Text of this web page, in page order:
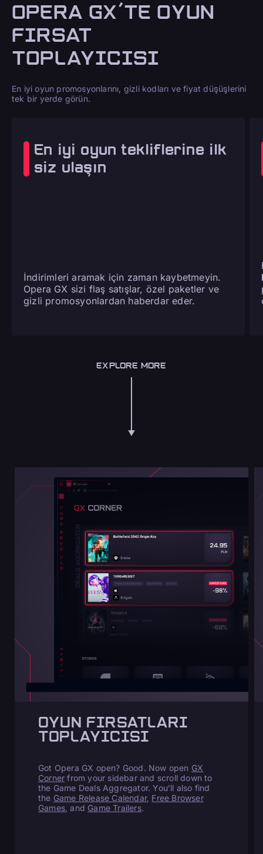
OPERA GX'TE OYUN
FIRSAT
TOPLAYICISI
En iyi oyun promosyonlarını, gizli kodları ve fiyat düşüşlerini
tek bir yerde görün.
En iyi oyun tekliflerine ilk
siz ulaşın
İndirimleri aramak için zaman kaybetmeyin.
Opera GX sizi flaş satışlar, özel paketler ve
gizli promosyonlardan haberdar eder.
EXPLORE MORE
OYUN FIRSATLARI
TOPLAYICISI
Got Opera GX open? Good. Now open GX
Corner from your sidebar and scroll down to
the Game Deals Aggregator. You’ll also find
the Game Release Calendar, Free Browser
Games , and Game Trailers.